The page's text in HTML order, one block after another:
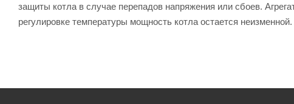
защиты котла в случае перепадов напряжения или сбоев.
регулировке температуры мощность котла остается неизменной.